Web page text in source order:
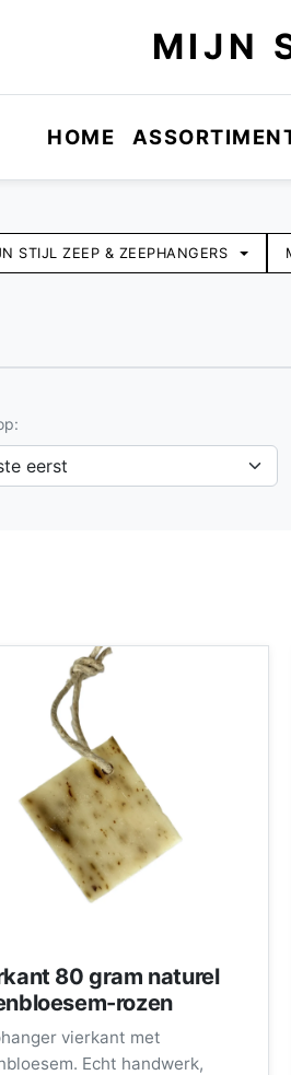
MIJN
HOME
STIJL ZEEP & ZEEPHANGERS
80 gram naturel
rozen
vierkant met
Echt handwerk,